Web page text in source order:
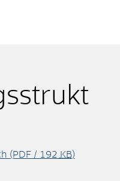
(PDF / 192 KB)